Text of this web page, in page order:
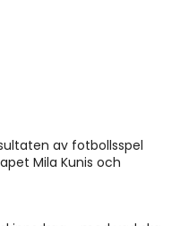
av fotbollsspel
Mila Kunis och